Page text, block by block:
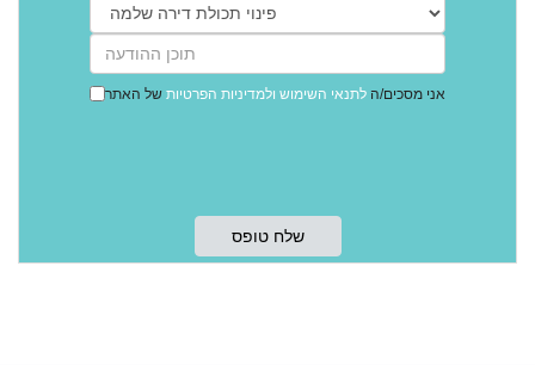
אני מסכים/ה לתנאי השימוש ולמדיניות הפרטיות של האתר